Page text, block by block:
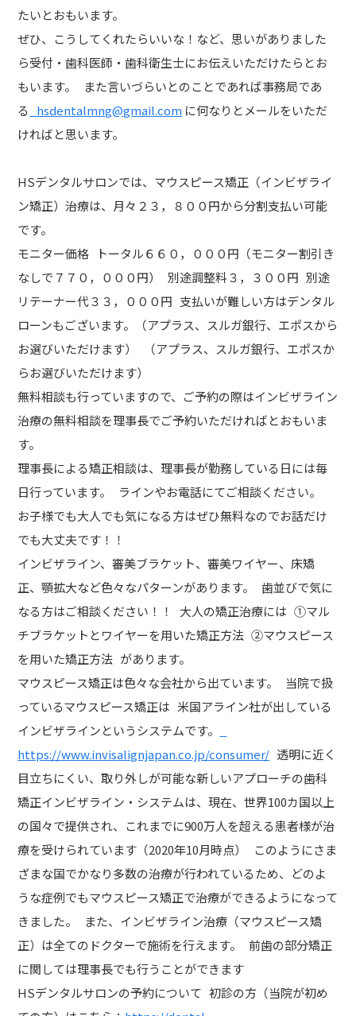
たいとおもいます。
ぜひ、こうしてくれたらいいな！など、思いがありました
ら受付・歯科医師・歯科衛生士にお伝えいただけたらとお
もいます。 また言いづらいとのことであれば事務局であ
る
hsdentalmng@gmail.com に何なりとメールをいただ
ければと思います。
HSデンタルサロンでは、マウスピース矯正（インビザライ
ン矯正）治療は、月々２３，８００円から分割支払い可能
です。
モニター価格 トータル６６０，０００円（モニター割引き
なしで７７０，０００円） 別途調整料３，３００円 別途
リテーナー代３３，０００円 支払いが難しい方はデンタル
ローンもございます。（アプラス、スルガ銀行、エポスから
お選びいただけます） （アプラス、スルガ銀行、エポスか
らお選びいただけます）
無料相談も行っていますので、ご予約の際はインビザライン
治療の無料相談を理事長でご予約いただければとおもいま
す。
理事長による矯正相談は、理事長が勤務している日には毎
日行っています。 ラインやお電話にてご相談ください。
お子様でも大人でも気になる方はぜひ無料なのでお話だけ
でも大丈夫です！！
インビザライン、審美ブラケット、審美ワイヤー、床矯
正、顎拡大など色々なパターンがあります。 歯並びで気に
なる方はご相談ください！！ 大人の矯正治療には ①マル
チブラケットとワイヤーを用いた矯正方法 ②マウスピース
を用いた矯正方法 があります。
マウスピース矯正は色々な会社から出ています。 当院で扱
っているマウスピース矯正は 米国アライン社が出している
インビザラインというシステムです。
https://www.invisalignjapan.co.jp/consumer/ 透明に近く
目立ちにくい、取り外しが可能な新しいアプローチの歯科
矯正インビザライン・システムは、現在、世界100カ国以上
の国々で提供され、これまでに900万人を超える患者様が治
療を受けられています（2020年10月時点） このようにさま
ざまな国でかなり多数の治療が行われているため、どのよ
うな症例でもマウスピース矯正で治療ができるようになって
きました。 また、インビザライン治療（マウスピース矯
正）は全てのドクターで施術を行えます。 前歯の部分矯正
に関しては理事長でも行うことができます
HSデンタルサロンの予約について 初診の方（当院が初め